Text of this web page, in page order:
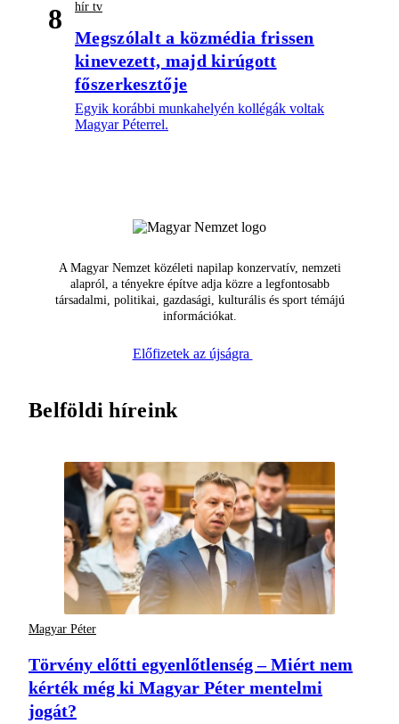
8 hír tv
Megszólalt a közmédia frissen
kinevezett, majd kirúgott
főszerkesztője
Egyik korábbi munkahelyén kollégák voltak
Magyar Péterrel.
A Magyar Nemzet közéleti napilap konzervatív, nemzeti
alapról, a tényekre építve adja közre a legfontosabb
társadalmi, politikai, gazdasági, kulturális és sport témájú
információkat.
Előfizetek az újságra
Belföldi híreink
Magyar Péter
Törvény előtti egyenlőtlenség – Miért nem
kérték még ki Magyar Péter mentelmi
jogát?